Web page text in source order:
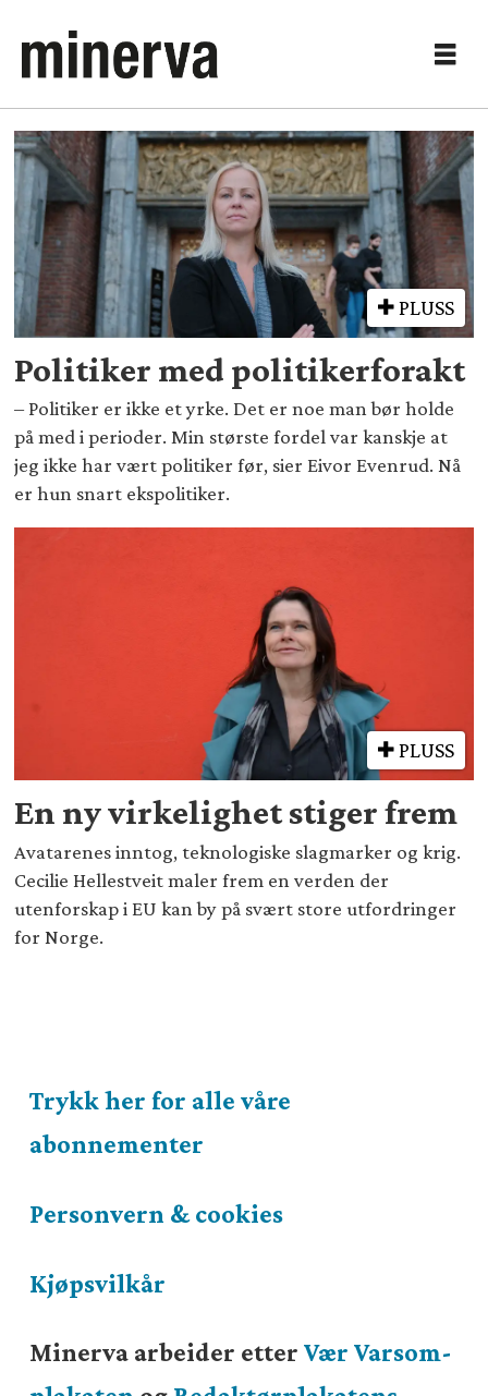
Tag:
portrett
PLUSS
Politiker med politikerforakt
– Politiker er ikke et yrke. Det er noe man bør holde
på med i perioder. Min største fordel var kanskje at
jeg ikke har vært politiker før, sier Eivor Evenrud. Nå
er hun snart ekspolitiker.
PLUSS
En ny virkelighet stiger frem
Avatarenes inntog, teknologiske slagmarker og krig.
Cecilie Hellestveit maler frem en verden der
utenforskap i EU kan by på svært store utfordringer
for Norge.
Trykk her for alle våre
abonnementer
Personvern & cookies
Kjøpsvilkår
Minerva arbeider etterVær Varsom-